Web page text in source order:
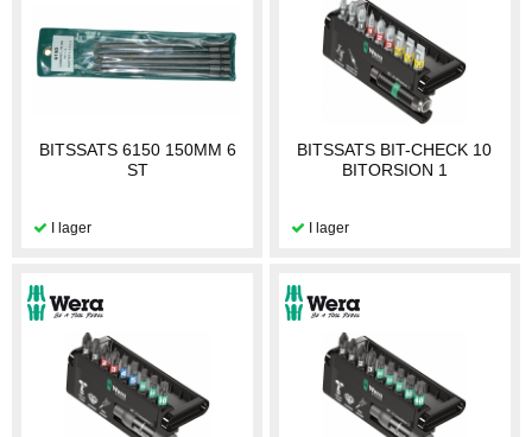
BITSSATS 6150 150MM 6
ST
BITSSATS BIT-CHECK 10
BITORSION 1